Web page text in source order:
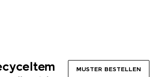
MUSTER BESTELLEN